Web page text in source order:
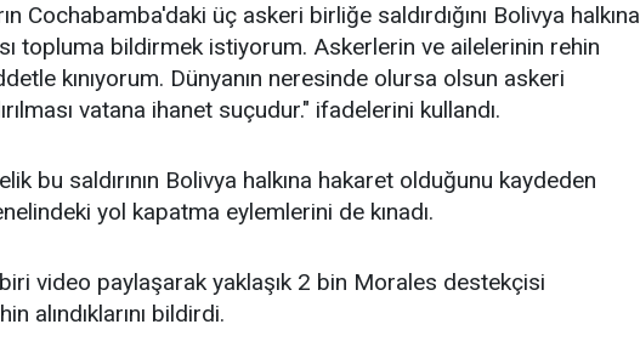
Cochabamba'daki üç askeri birliğe saldırdığını Bolivya halkına
topluma bildirmek istiyorum. Askerlerin ve ailelerinin rehin
kınıyorum. Dünyanın neresinde olursa olsun askeri
vatana ihanet suçudur." ifadelerini kullandı.
bu saldırının Bolivya halkına hakaret olduğunu kaydeden
yol kapatma eylemlerini de kınadı.
video paylaşarak yaklaşık 2 bin Morales destekçisi
alındıklarını bildirdi.